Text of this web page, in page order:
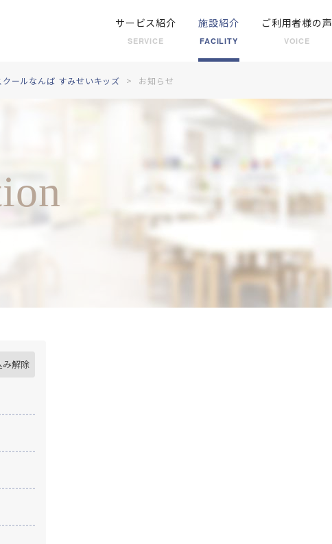
サービス紹介
SERVICE
施設紹介
FACILITY
ご利用者様の声
VOICE
ールなんば すみせいキッズ お知らせ
み解除